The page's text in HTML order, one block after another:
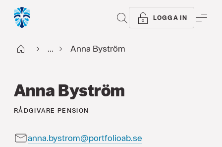
SÖK LOGGA IN
Start ... Anna Byström
Anna Byström
RÅDGIVARE PENSION
anna.bystrom@portfolioab.se